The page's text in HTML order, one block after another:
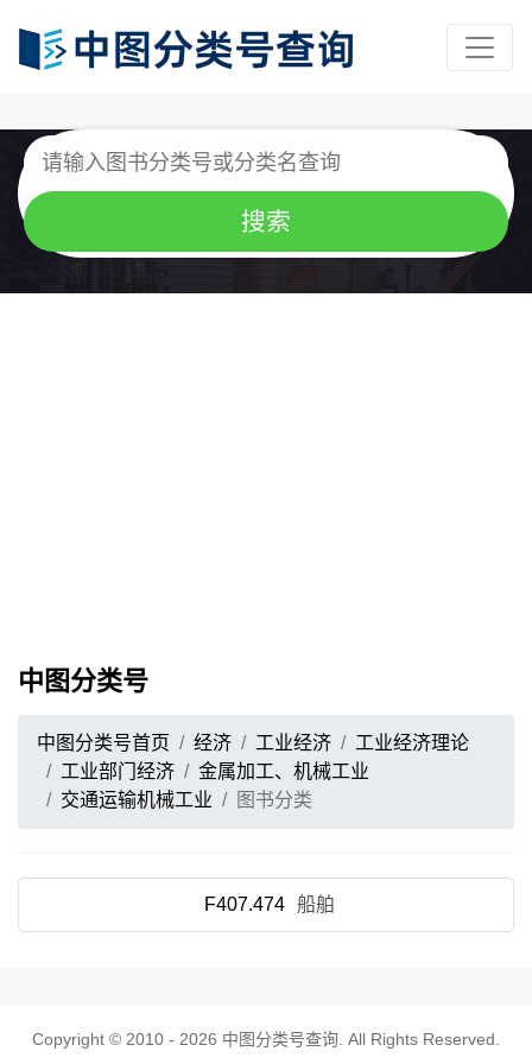
中图分类号
中图分类号首页 经济 工业经济
工业经济理论
工业部门经济
金属加工、机械工业
交通运输机械工业
图书分类
F407.474 船舶
Copyright © 2010 - 2026 中图分类号查询 . All Rights Reserved.